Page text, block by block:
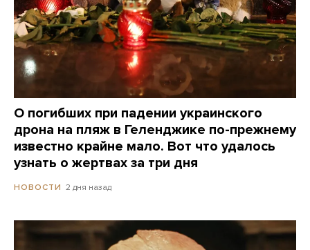
О погибших при падении украинского
дрона на пляж в Геленджике по-прежнему
известно крайне мало. Вот что удалось
узнать о жертвах за три дня
НОВОСТИ 2 дня назад